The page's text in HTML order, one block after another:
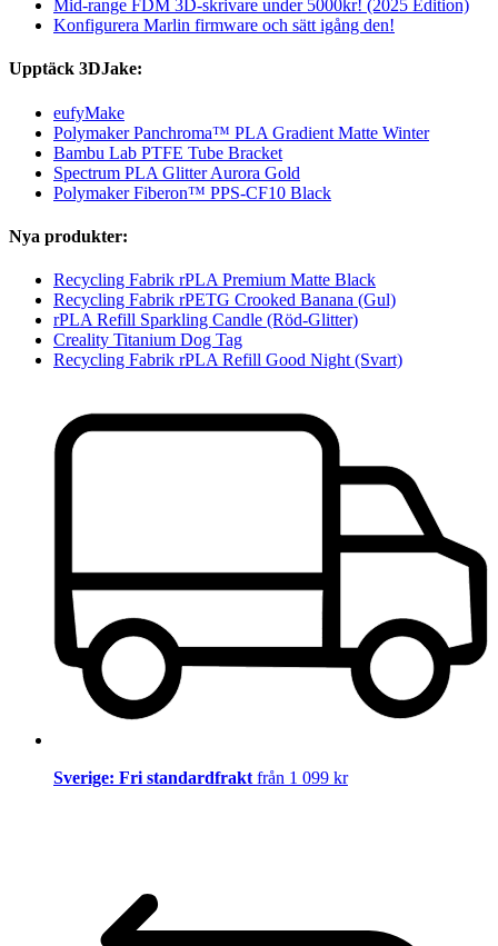
Mid-range FDM 3D-skrivare under 5000kr! (2025 Edition)
Konfigurera Marlin firmware och sätt igång den!
Upptäck 3DJake:
eufyMake
Polymaker Panchroma™ PLA Gradient Matte Winter
Bambu Lab PTFE Tube Bracket
Spectrum PLA Glitter Aurora Gold
Polymaker Fiberon™ PPS-CF10 Black
Nya produkter:
Recycling Fabrik rPLA Premium Matte Black
Recycling Fabrik rPETG Crooked Banana (Gul)
rPLA Refill Sparkling Candle (Röd-Glitter)
Creality Titanium Dog Tag
Recycling Fabrik rPLA Refill Good Night (Svart)
Sverige: Fri standardfrakt från 1 099 kr